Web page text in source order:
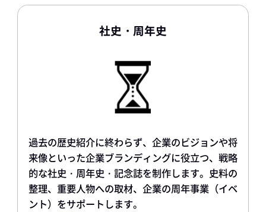
社史・周年史
過去の歴史紹介に終わらず、企業のビジョンや将
来像といった企業ブランディングに役立つ、戦略
的な社史・周年史・記念誌を制作します。史料の
整理、重要人物への取材、企業の周年事業（イベ
ント）をサポートします。